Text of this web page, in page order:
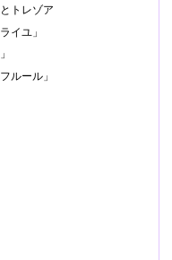
トレゾア
イユ」
ルール」